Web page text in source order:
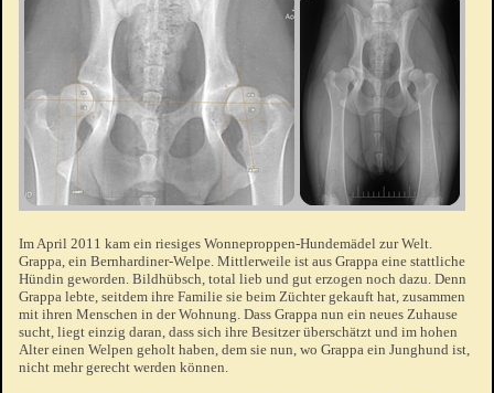
Im April 2011 kam ein riesiges Wonneproppen-Hundemädel zur Welt.
Grappa, ein Bernhardiner-Welpe. Mittlerweile ist aus Grappa eine stattliche
Hündin geworden. Bildhübsch, total lieb und gut erzogen noch dazu. Denn
Grappa lebte, seitdem ihre Familie sie beim Züchter gekauft hat, zusammen
mit ihren Menschen in der Wohnung. Dass Grappa nun ein neues Zuhause
sucht, liegt einzig daran, dass sich ihre Besitzer überschätzt und im hohen
Alter einen Welpen geholt haben, dem sie nun, wo Grappa ein Junghund ist,
nicht mehr gerecht werden können.